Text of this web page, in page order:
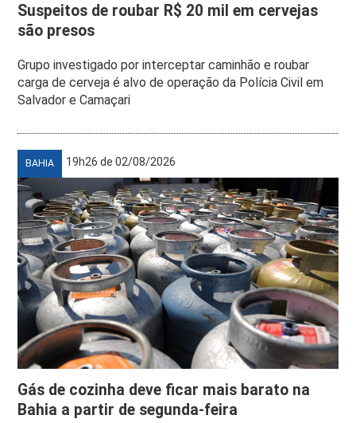
Suspeitos de roubar R$ 20 mil em cervejas
são presos
Grupo investigado por interceptar caminhão e roubar
carga de cerveja é alvo de operação da Polícia Civil em
Salvador e Camaçari
BAHIA 19h26 de 02/08/2026
Gás de cozinha deve ficar mais barato na
Bahia a partir de segunda-feira